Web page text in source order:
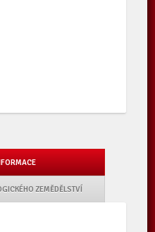
ZEMĚDĚLSTVÍ